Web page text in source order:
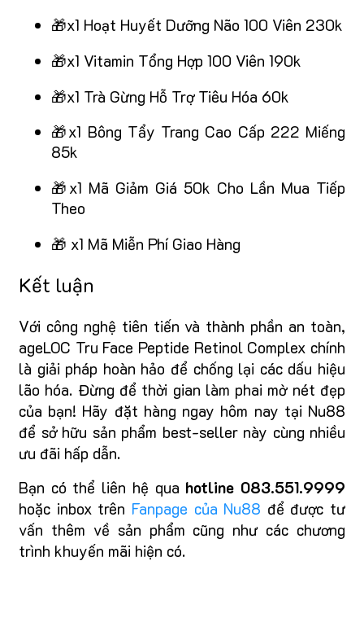
🎁x1 Hoạt Huyết Dưỡng Não 100 Viên 230k
🎁x1 Vitamin Tổng Hợp 100 Viên 190k
🎁x1 Trà Gừng Hỗ Trợ Tiêu Hóa 60k
🎁x1 Bông Tẩy Trang Cao Cấp 222 Miếng
85k
🎁x1 Mã Giảm Giá 50k Cho Lần Mua Tiếp
Theo
🎁 x1 Mã Miễn Phí Giao Hàng
Kết luận
Với công nghệ tiên tiến và thành phần an toàn,
ageLOC Tru Face Peptide Retinol Complex chính
là giải pháp hoàn hảo để chống lại các dấu hiệu
lão hóa. Đừng để thời gian làm phai mờ nét đẹp
của bạn! Hãy đặt hàng ngay hôm nay tại Nu88
để sở hữu sản phẩm best-seller này cùng nhiều
ưu đãi hấp dẫn.
Bạn có thể liên hệ qua hotline 083.551.9999
hoặc inbox trên Fanpage của Nu88 để được tư
vấn thêm về sản phẩm cũng như các chương
trình khuyến mãi hiện có.